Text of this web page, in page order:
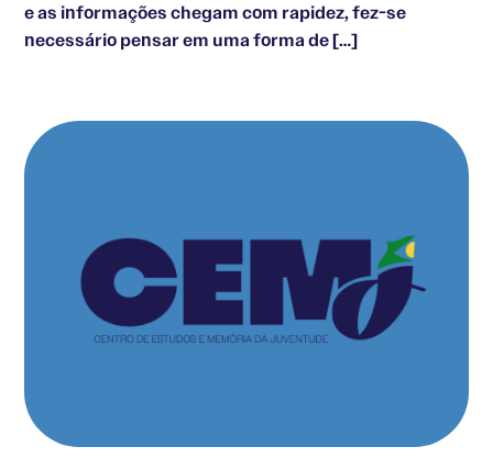
e as informações chegam com rapidez, fez-se
necessário pensar em uma forma de […]